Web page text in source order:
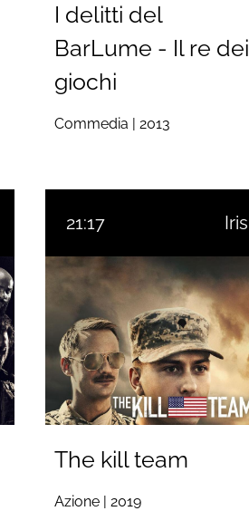
I delitti del
BarLume - Il re dei
giochi
Commedia | 2013
21:17 Iris
The kill team
Azione | 2019